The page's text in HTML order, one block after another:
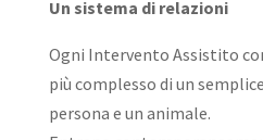
Un sistema di relazioni
Ogni Intervento Assistito
più complesso di un
persona e un animale.